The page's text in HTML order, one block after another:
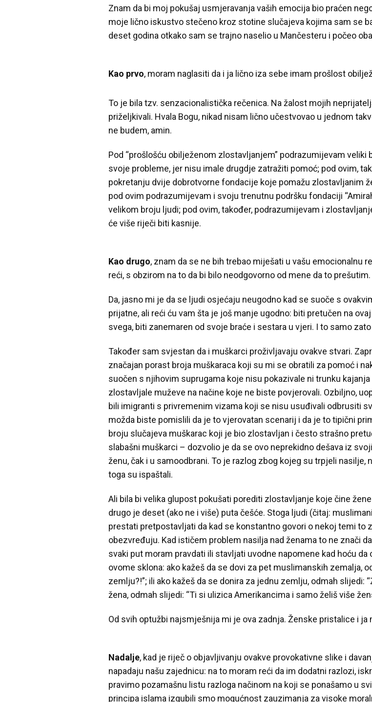
Znam da bi moj pokušaj usmjeravanja vaših emocija bio praćen
moje lično iskustvo stečeno kroz stotine slučajeva kojima sam se
deset godina otkako sam se trajno naselio u Mančesteru i počeo
Kao prvo, moram naglasiti da i ja lično iza sebe imam prošlost
To je bila tzv. senzacionalistička rečenica. Na žalost mojih
priželjkivali. Hvala Bogu, nikad nisam lično učestvovao u jednom
ne budem, amin.
Pod “prošlošću obilježenom zlostavljanjem” podrazumijevam
svoje probleme, jer nisu imale drugdje zatražiti pomoć; pod ovim,
pokretanju dvije dobrotvorne fondacije koje pomažu zlostavljanim
pod ovim podrazumijevam i svoju trenutnu podršku fondaciji
velikom broju ljudi; pod ovim, također, podrazumijevam i
će više riječi biti kasnije.
Kao drugo, znam da se ne bih trebao miješati u vašu emocionalnu
reći, s obzirom na to da bi bilo neodgovorno od mene da to prešutim.
Da, jasno mi je da se ljudi osjećaju neugodno kad se suoče s
prijatne, ali reći ću vam šta je još manje ugodno: biti pretučen na
svega, biti zanemaren od svoje braće i sestara u vjeri. I to samo
Također sam svjestan da i muškarci proživljavaju ovakve stvari.
značajan porast broja muškaraca koji su mi se obratili za pomoć i
suočen s njihovim suprugama koje nisu pokazivale ni trunku
zlostavljale muževe na načine koje ne biste povjerovali. Ozbiljno,
bili imigranti s privremenim vizama koji se nisu usuđivali odbrusiti
možda biste pomislili da je to vjerovatan scenarij i da je to tipični
broju slučajeva muškarac koji je bio zlostavljan i često strašno
slabašni muškarci – dozvolio je da se ovo neprekidno dešava iz
ženu, čak i u samoodbrani. To je razlog zbog kojeg su trpjeli
toga su ispaštali.
Ali bila bi velika glupost pokušati porediti zlostavljanje koje čine
drugo je deset (ako ne i više) puta češće. Stoga ljudi (čitaj:
prestati pretpostavljati da kad se konstantno govori o nekoj temi to
obezvređuju. Kad ističem problem nasilja nad ženama to ne znači
svaki put moram pravdati ili stavljati uvodne napomene kad hoću
ovome sklona: ako kažeš da se dovi za pet muslimanskih zemalja,
zemlju?!”; ili ako kažeš da se donira za jednu zemlju, odmah slijedi:
žena, odmah slijedi: “Ti si ulizica Amerikancima i samo želiš više
Od svih optužbi najsmješnija mi je ova zadnja. Ženske pristalice i ja
Nadalje, kad je riječ o objavljivanju ovakve provokativne slike i
napadaju našu zajednicu: na to moram reći da im dodatni razlozi,
pravimo pozamašnu listu razloga načinom na koji se ponašamo u
principa islama izgubili smo mogućnost zauzimanja za visoke